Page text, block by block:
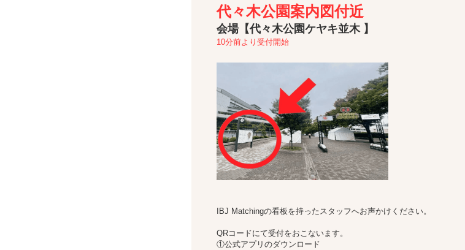
代々木公園案内図付近
会場【代々木公園ケヤキ並木 】
10分前より受付開始
IBJ Matchingの看板を持ったスタッフへお声かけください。
QRコードにて受付をおこないます。
①公式アプリのダウンロード